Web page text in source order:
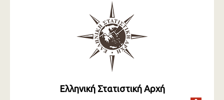
Ελληνική Στατιστική Αρχή